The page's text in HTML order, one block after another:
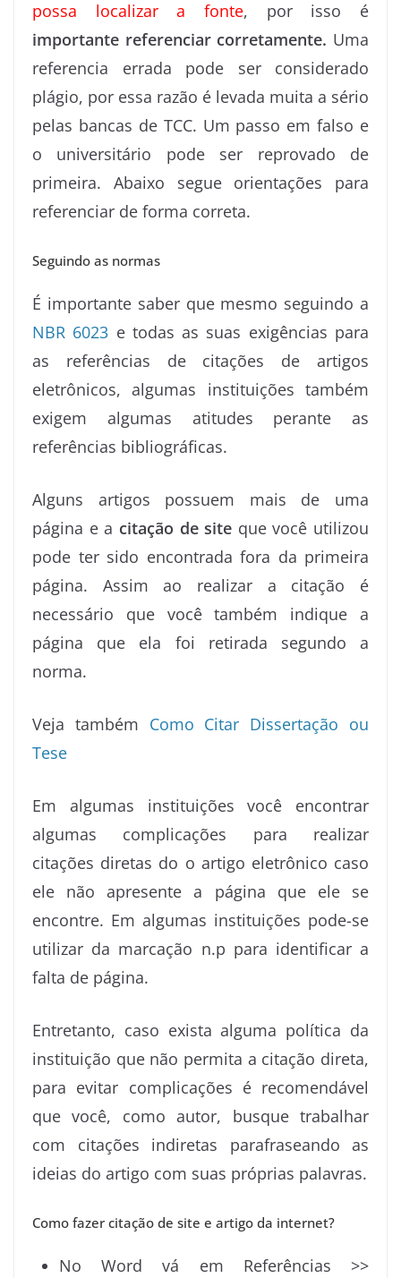
possa localizar a fonte, por isso é
importante referenciar corretamente. Uma
referencia errada pode ser considerado
plágio, por essa razão é levada muita a sério
pelas bancas de TCC. Um passo em falso e
o universitário pode ser reprovado de
primeira. Abaixo segue orientações para
referenciar de forma correta.
Seguindo as normas
É importante saber que mesmo seguindo a
NBR 6023 e todas as suas exigências para
as referências de citações de artigos
eletrônicos, algumas instituições também
exigem algumas atitudes perante as
referências bibliográficas.
Alguns artigos possuem mais de uma
página e a citação de site que você utilizou
pode ter sido encontrada fora da primeira
página. Assim ao realizar a citação é
necessário que você também indique a
página que ela foi retirada segundo a
norma.
Veja também Como Citar Dissertação ou
Tese
Em algumas instituições você encontrar
algumas complicações para realizar
citações diretas do o artigo eletrônico caso
ele não apresente a página que ele se
encontre. Em algumas instituições pode-se
utilizar da marcação n.p para identificar a
falta de página.
Entretanto, caso exista alguma política da
instituição que não permita a citação direta,
para evitar complicações é recomendável
que você, como autor, busque trabalhar
com citações indiretas parafraseando as
ideias do artigo com suas próprias palavras.
Como fazer citação de site e artigo da internet?
No Word vá em Referências >>